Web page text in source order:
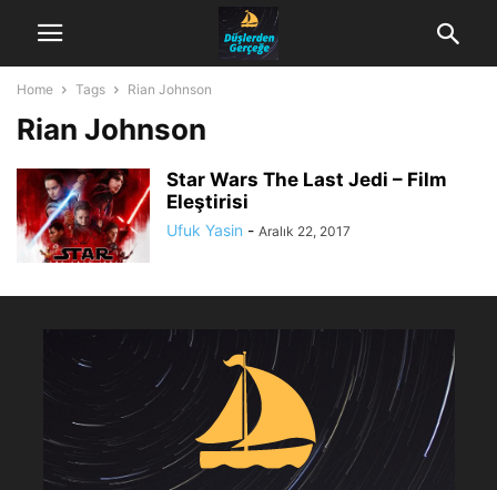
Home Tags Rian Johnson
Rian Johnson
Star Wars The Last Jedi – Film
Eleştirisi
Ufuk Yasin - Aralık 22, 2017